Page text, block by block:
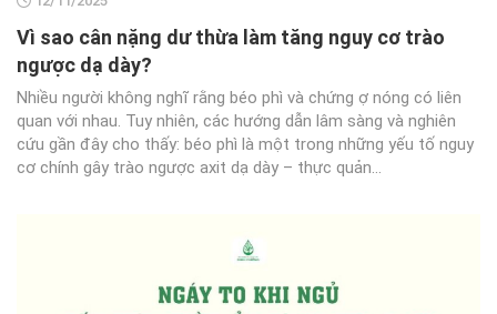
Vì sao cân nặng dư thừa làm tăng nguy cơ trào
ngược dạ dày?
Nhiều người không nghĩ rằng béo phì và chứng ợ nóng có liên
quan với nhau. Tuy nhiên, các hướng dẫn lâm sàng và nghiên
cứu gần đây cho thấy: béo phì là một trong những yếu tố nguy
cơ chính gây trào ngược axit dạ dày – thực quản...